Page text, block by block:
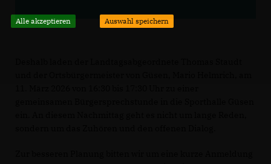
Alle akzeptieren Auswahl speichern